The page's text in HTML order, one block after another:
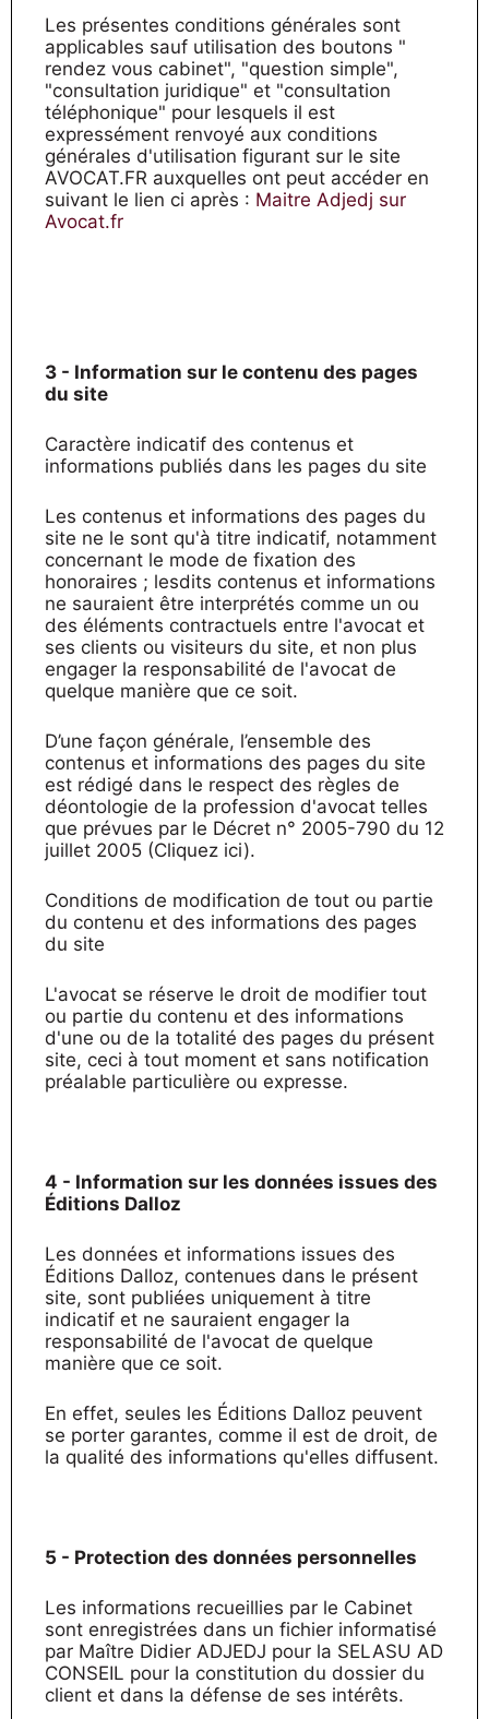
Les présentes conditions générales sont
applicables sauf utilisation des boutons "
rendez vous cabinet", "question simple",
"consultation juridique" et "consultation
téléphonique" pour lesquels il est
expressément renvoyé aux conditions
générales d'utilisation figurant sur le site
AVOCAT.FR auxquelles ont peut accéder en
suivant le lien ci après : Maitre Adjedj sur
Avocat.fr
3 - Information sur le contenu des pages
du site
Caractère indicatif des contenus et
informations publiés dans les pages du site
Les contenus et informations des pages du
site ne le sont qu'à titre indicatif, notamment
concernant le mode de fixation des
honoraires ; lesdits contenus et informations
ne sauraient être interprétés comme un ou
des éléments contractuels entre l'avocat et
ses clients ou visiteurs du site, et non plus
engager la responsabilité de l'avocat de
quelque manière que ce soit.
D’une façon générale, l’ensemble des
contenus et informations des pages du site
est rédigé dans le respect des règles de
déontologie de la profession d'avocat telles
que prévues par le Décret n° 2005-790 du 12
juillet 2005 (Cliquez ici).
Conditions de modification de tout ou partie
du contenu et des informations des pages
du site
L'avocat se réserve le droit de modifier tout
ou partie du contenu et des informations
d'une ou de la totalité des pages du présent
site, ceci à tout moment et sans notification
préalable particulière ou expresse.
4 - Information sur les données issues des
Éditions Dalloz
Les données et informations issues des
Éditions Dalloz, contenues dans le présent
site, sont publiées uniquement à titre
indicatif et ne sauraient engager la
responsabilité de l'avocat de quelque
manière que ce soit.
En effet, seules les Éditions Dalloz peuvent
se porter garantes, comme il est de droit, de
la qualité des informations qu'elles diffusent.
5 - Protection des données personnelles
Les informations recueillies par le Cabinet
sont enregistrées dans un fichier informatisé
par Maître Didier ADJEDJ pour la SELASU AD
CONSEIL pour la constitution du dossier du
client et dans la défense de ses intérêts.